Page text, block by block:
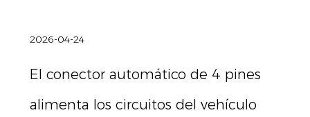
2026-04-24
El conector automático de 4 pines
alimenta los circuitos del vehículo